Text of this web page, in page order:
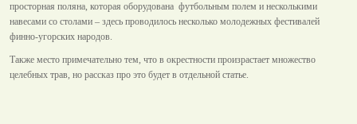
просторная поляна, которая оборудована футбольным полем и несколькими
навесами со столами – здесь проводилось несколько молодежных фестивалей
финно-угорских народов.
Также место примечательно тем, что в окрестности произрастает множество
целебных трав, но рассказ про это будет в отдельной статье.